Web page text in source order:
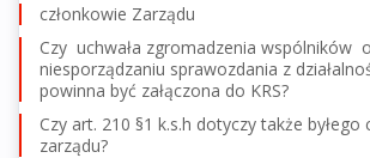
członkowie Zarządu
Czy uchwała zgromadzenia wspólników o
niesporządzaniu sprawozdania z
powinna być załączona do KRS?
Czy art. 210 §1 k.s.h dotyczy także byłego
zarządu?